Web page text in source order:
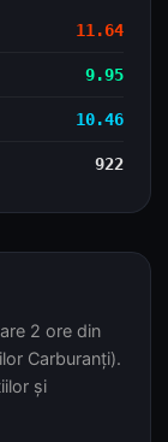
11.64
9.95
10.46
922
2 ore din
Carburanți).
și